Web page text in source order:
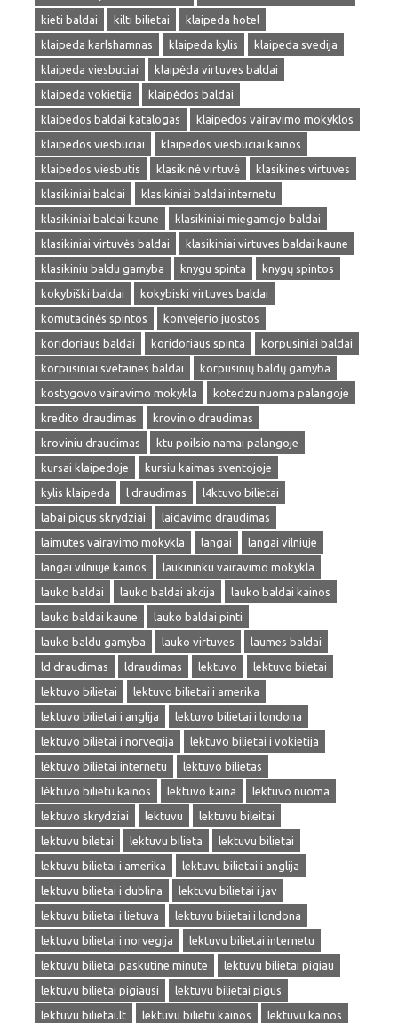
kieti baldai
kilti bilietai
klaipeda hotel
klaipeda karlshamnas
klaipeda kylis
klaipeda svedija
klaipeda viesbuciai
klaipėda virtuves baldai
klaipeda vokietija
klaipėdos baldai
klaipedos baldai katalogas
klaipedos vairavimo mokyklos
klaipedos viesbuciai
klaipedos viesbuciai kainos
klaipedos viesbutis
klasikinė virtuvė
klasikines virtuves
klasikiniai baldai
klasikiniai baldai internetu
klasikiniai baldai kaune
klasikiniai miegamojo baldai
klasikiniai virtuvės baldai
klasikiniai virtuves baldai kaune
klasikiniu baldu gamyba
knygu spinta
knygų spintos
kokybiški baldai
kokybiski virtuves baldai
komutacinės spintos
konvejerio juostos
koridoriaus baldai
koridoriaus spinta
korpusiniai baldai
korpusiniai svetaines baldai
korpusinių baldų gamyba
kostygovo vairavimo mokykla
kotedzu nuoma palangoje
kredito draudimas
krovinio draudimas
kroviniu draudimas
ktu poilsio namai palangoje
kursai klaipedoje
kursiu kaimas sventojoje
kylis klaipeda
l draudimas
l4ktuvo bilietai
labai pigus skrydziai
laidavimo draudimas
laimutes vairavimo mokykla
langai
langai vilniuje
langai vilniuje kainos
laukininku vairavimo mokykla
lauko baldai
lauko baldai akcija
lauko baldai kainos
lauko baldai kaune
lauko baldai pinti
lauko baldu gamyba
lauko virtuves
laumes baldai
ld draudimas
ldraudimas lektuvo
lektuvo biletai
lektuvo bilietai
lektuvo bilietai i amerika
lektuvo bilietai i anglija
lektuvo bilietai i londona
lektuvo bilietai i norvegija
lektuvo bilietai i vokietija
lėktuvo bilietai internetu
lektuvo bilietas
lėktuvo bilietu kainos
lektuvo kaina
lektuvo nuoma
lektuvo skrydziai
lektuvu
lektuvu bileitai
lektuvu biletai
lektuvu bilieta
lektuvu bilietai
lektuvu bilietai i amerika
lektuvu bilietai i anglija
lektuvu bilietai i dublina
lektuvu bilietai i jav
lektuvu bilietai i lietuva
lektuvu bilietai i londona
lektuvu bilietai i norvegija
lektuvu bilietai internetu
lektuvu bilietai paskutine minute
lektuvu bilietai pigiau
lektuvu bilietai pigiausi
lektuvu bilietai pigus
lektuvu bilietai.lt
lektuvu bilietu kainos
lektuvu kainos